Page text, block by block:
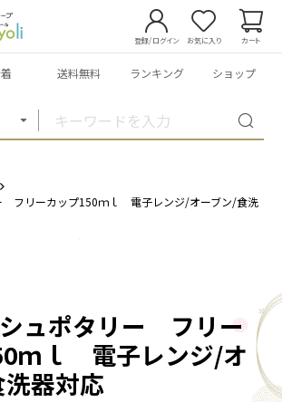
登録/ログイン お気に入り カート
送料無料 ランキング ショップ
フリーカップ150ｍｌ 電子レンジ/オーブン/食洗
ュポタリー フリー
ｍｌ 電子レンジ/オ
器対応